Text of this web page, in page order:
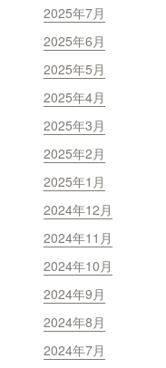
2025年7月
2025年6月
2025年5月
2025年4月
2025年3月
2025年2月
2025年1月
2024年12月
2024年11月
2024年10月
2024年9月
2024年8月
2024年7月